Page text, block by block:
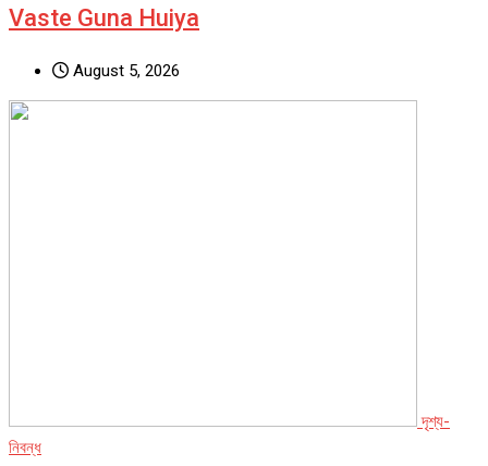
Vaste Guna Huiya
August 5, 2026
দৃশ্য-
নিবন্ধ